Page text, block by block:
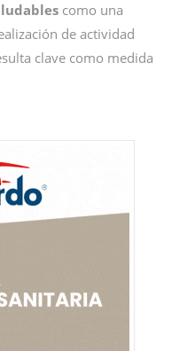
como una
de actividad
clave como medida